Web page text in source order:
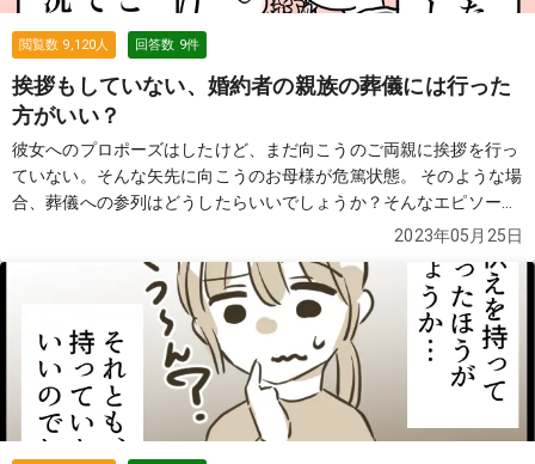
閲覧数 9,120人 回答数 9件
挨拶もしていない、婚約者の親族の葬儀には行った
方がいい？
彼女へのプロポーズはしたけど、まだ向こうのご両親に挨拶を行っ
ていない。そんな矢先に向こうのお母様が危篤状態。 そのような場
合、葬儀への参列はどうしたらいいでしょうか？そんなエピソード
2023年05月25日